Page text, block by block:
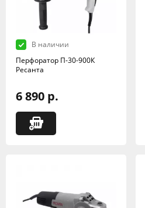
В наличии
Перфоратор П-30-900К
Ресанта
6 890 р.